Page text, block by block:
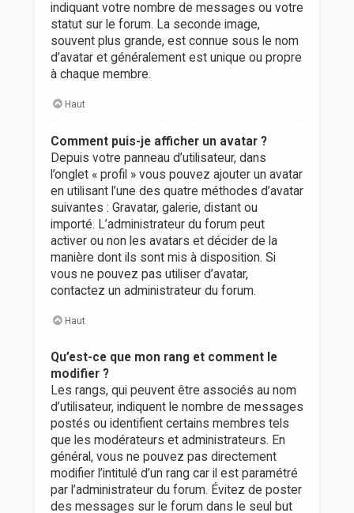
indiquant votre nombre de messages ou votre
statut sur le forum. La seconde image,
souvent plus grande, est connue sous le nom
d’avatar et généralement est unique ou propre
à chaque membre.
Haut
Comment puis-je afficher un avatar ?
Depuis votre panneau d’utilisateur, dans
l’onglet « profil » vous pouvez ajouter un avatar
en utilisant l’une des quatre méthodes d’avatar
suivantes : Gravatar, galerie, distant ou
importé. L’administrateur du forum peut
activer ou non les avatars et décider de la
manière dont ils sont mis à disposition. Si
vous ne pouvez pas utiliser d’avatar,
contactez un administrateur du forum.
Haut
Qu’est-ce que mon rang et comment le
modifier ?
Les rangs, qui peuvent être associés au nom
d’utilisateur, indiquent le nombre de messages
postés ou identifient certains membres tels
que les modérateurs et administrateurs. En
général, vous ne pouvez pas directement
modifier l’intitulé d’un rang car il est paramétré
par l’administrateur du forum. Évitez de poster
des messages sur le forum dans le seul but